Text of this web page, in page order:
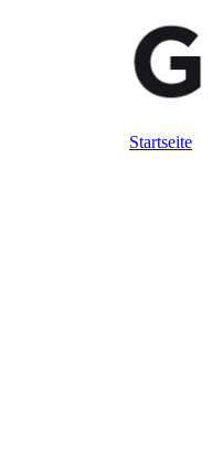
Startseite